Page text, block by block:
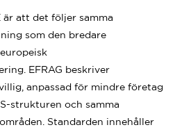
är att det följer samma
som den bredare
EFRAG beskriver
anpassad för mindre företag
strukturen och samma
Standarden innehåller